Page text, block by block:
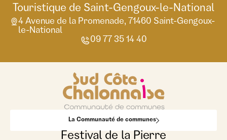
Touristique de Saint-Gengoux-le-National
4 Avenue de la Promenade, 71460 Saint-Gengoux-
le-National
09 77 35 14 40
La Communauté de communes
Festival de la Pierre